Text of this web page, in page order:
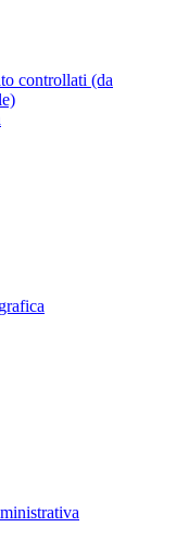
controllati (da